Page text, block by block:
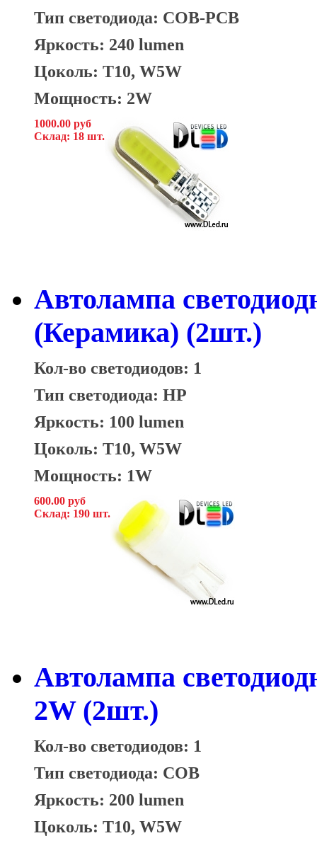
Тип светодиода: COB-PCB
Яркость: 240 lumen
Цоколь: T10, W5W
Мощность: 2W
1000.00 руб
Склад: 18 шт.
Автолампа
(Керамика) (2шт.)
Кол-во светодиодов: 1
Тип светодиода: HP
Яркость: 100 lumen
Цоколь: T10, W5W
Мощность: 1W
600.00 руб
Склад: 190 шт.
Автолампа
2W (2шт.)
Кол-во светодиодов: 1
Тип светодиода: СОВ
Яркость: 200 lumen
Цоколь: T10, W5W